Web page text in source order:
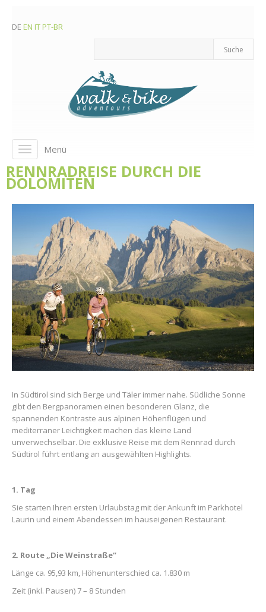
DE EN IT PT-BR
Toggle
navigation
Menü
RENNRADREISE DURCH DIE
DOLOMITEN
In Südtirol sind sich Berge und Täler immer nahe. Südliche Sonne
gibt den Bergpanoramen einen besonderen Glanz, die
spannenden Kontraste aus alpinen Höhenflügen und
mediterraner Leichtigkeit machen das kleine Land
unverwechselbar. Die exklusive Reise mit dem Rennrad durch
Südtirol führt entlang an ausgewählten Highlights.
1. Tag
Sie starten Ihren ersten Urlaubstag mit der Ankunft im Parkhotel
Laurin und einem Abendessen im hauseigenen Restaurant.
2. Route „Die Weinstraße“
Länge ca. 95,93 km, Höhenunterschied ca. 1.830 m
Zeit (inkl. Pausen) 7 – 8 Stunden